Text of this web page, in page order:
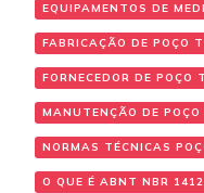
EQUIPAMENTOS DE
FABRICAÇÃO DE POÇO
FORNECEDOR DE POÇO
MANUTENÇÃO DE POÇO
NORMAS TÉCNICAS
O QUE É ABNT NBR